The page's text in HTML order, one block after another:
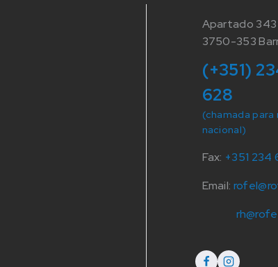
Apartado 343
3750-353
(+351)
628
(chamada para
nacional)
Fax: +351 234
Email: